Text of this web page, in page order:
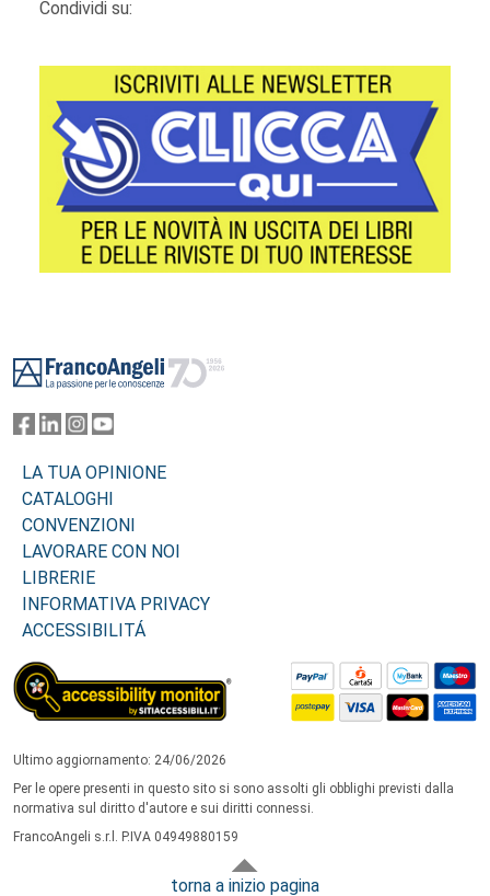
Condividi su:
LA TUA OPINIONE
CATALOGHI
CONVENZIONI
LAVORARE CON NOI
LIBRERIE
INFORMATIVA PRIVACY
ACCESSIBILITÁ
Ultimo aggiornamento: 24/06/2026
Per le opere presenti in questo sito si sono assolti gli obblighi previsti dalla
normativa sul diritto d'autore e sui diritti connessi.
FrancoAngeli s.r.l. P.IVA 04949880159
torna a inizio pagina